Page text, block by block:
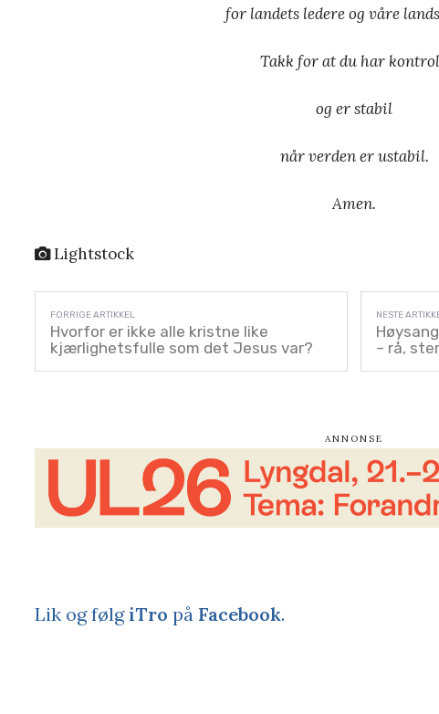
for landets ledere og våre
Takk for at du har
og er stabil
når verden er ustabil.
Amen.
Lightstock
Hvorfor er ikke alle kristne like
kjærlighetsfulle som det Jesus var?
– rå,
Lik og følgiTro på Facebook.